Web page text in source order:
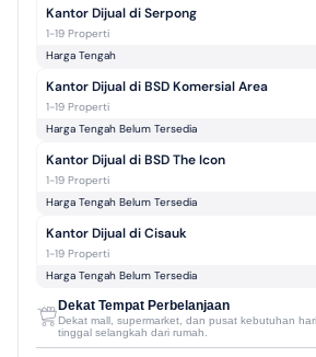
Kantor Dijual di Serpong
1-19 Properti
Harga Tengah
Kantor Dijual di BSD Komersial Area
1-19 Properti
Harga Tengah Belum Tersedia
Kantor Dijual di BSD The Icon
1-19 Properti
Harga Tengah Belum Tersedia
Kantor Dijual di Cisauk
1-19 Properti
Harga Tengah Belum Tersedia
Dekat Tempat Perbelanjaan
Dekat mall, supermarket, dan pusat kebutuhan
tinggal selangkah dari rumah.